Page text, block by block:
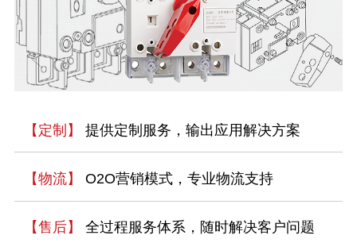
【定制】 提供定制服务，输出应用解决方案
【物流】 O2O营销模式，专业物流支持
【售后】 全过程服务体系，随时解决客户问题